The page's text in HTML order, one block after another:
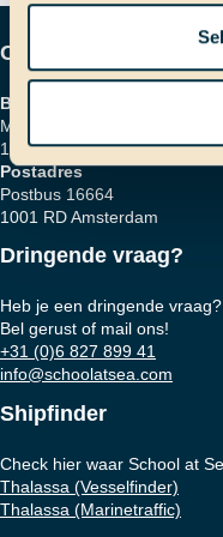
Contactgegevens
Bezoekadres
Marinierskade 59
1018 HZ Amsterdam
Postadres
Postbus 16664
1001 RD Amsterdam
Dringende vraag?
Heb je een dringende vraag?
Bel gerust of mail ons!
+31 (0)6 827 899 41
info@schoolatsea.com
Shipfinder
Check hier waar School at
Thalassa (Vesselfinder)
Thalassa (Marinetraffic)